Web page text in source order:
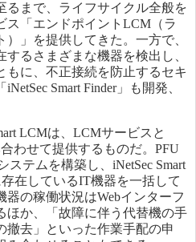
るまで、ライフサイクル全般を
ス「エンドポイントLCM（ラ
」を提供してきた。一方で、
るさまざまな機器を検出し、
もに、不正接続を防止するセキ
Smart Finder」も開発、
LCMは、LCMサービスと
合わせて提供するものだ。PFU
テムを構築し、iNetSec Smart
在しているIT機器を一括して
の稼働状況はWebインターフ
ほか、「故障に伴う代替機の手
撤去」といった作業手配の申